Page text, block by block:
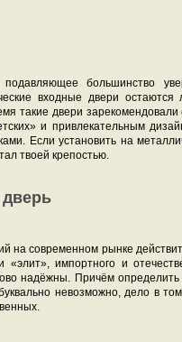
большинство
входные двери
такие двери зарекомендовали
и привлекательным
Если установить на
твоей крепостью.
на современном рынке
импортного и
надёжны. Причём
невозможно, дело в